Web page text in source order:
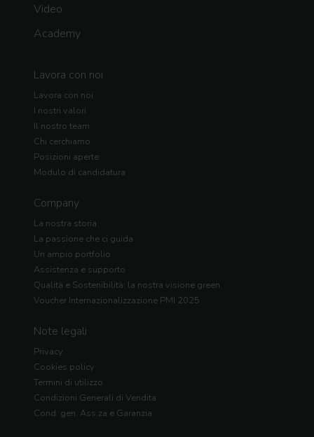
Video
Academy
Lavora con noi
Lavora con noi
I nostri valori
Il nostro team
Chi cerchiamo
Posizioni aperte
Modulo di candidatura
Company
La nostra storia
La passione che ci guida
Un ampio portfolio
Assistenza e supporto
Qualità e Sostenibilità: la nostra visione green
Voucher Internazionalizzazione PMI 2025
Note legali
Privacy
Cookies policy
Termini di utilizzo
Condizioni Generali di Vendita
Cond. gen. Ass.za e Garanzia